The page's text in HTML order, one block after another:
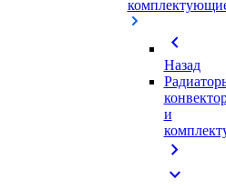
chevron_left
Назад
и
chevron_right
expand_more